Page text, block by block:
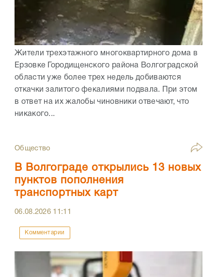
Жители трехэтажного многоквартирного дома в
Ерзовке Городищенского района Волгоградской
области уже более трех недель добиваются
откачки залитого фекалиями подвала. При этом
в ответ на их жалобы чиновники отвечают, что
никакого...
Общество
В Волгограде открылись 13 новых
пунктов пополнения
транспортных карт
06.08.2026 11:11
Комментарии